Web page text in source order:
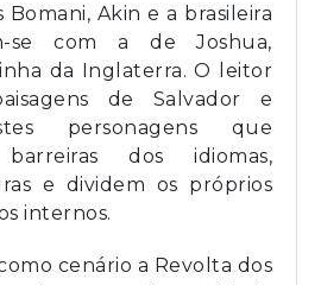
Bomani, Akin e a brasileira
se com a de Joshua,
da Inglaterra. O leitor
de Salvador e
personagens que
dos idiomas,
e dividem os próprios
internos.
cenário a Revolta dos